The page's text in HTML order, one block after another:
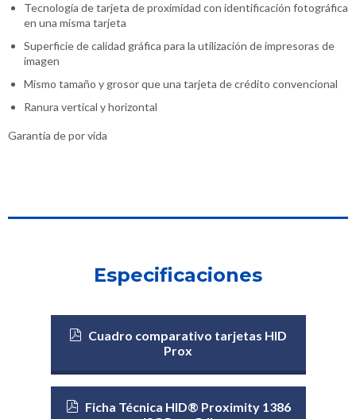
Tecnología de tarjeta de proximidad con identificación fotográfica
en una misma tarjeta
Superficie de calidad gráfica para la utilización de impresoras de
imagen
Mismo tamaño y grosor que una tarjeta de crédito convencional
Ranura vertical y horizontal
Garantía de por vida
Especificaciones
Cuadro comparativo tarjetas HID
Prox
Ficha Técnica HID® Proximity 1386